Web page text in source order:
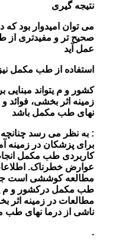
نتیجه گیری
می توان امیدوار بود که
صحیح تر و مفیدتری از
عمل آید
استفاده از طب مکمل
کشور و م یتواند مبنایی
زمینه اثر بخشی، فوائد
نهای طب مکمل باشد
: به نظر می رسد چنانچه
برای پزشکان در زمینه
کاربردی طب مکمل انجام
عوارض خطرناک.
مطالعه کوششی است
طب مکمل درکشور و م
مطالعات در زمینه اثر
ناشی از درما نهای طب